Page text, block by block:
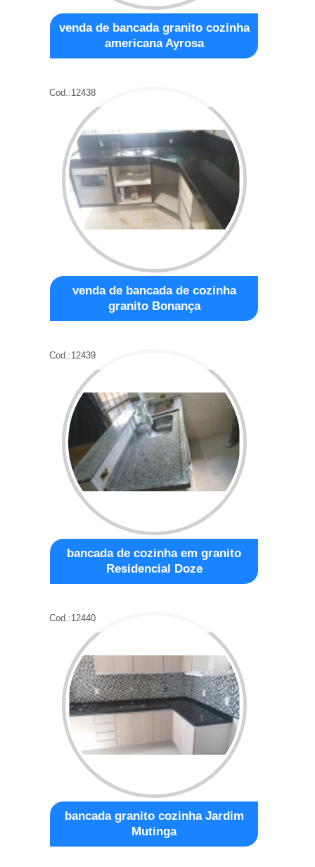
venda de bancada granito cozinha
americana Ayrosa
Cod.:12438
venda de bancada de cozinha
granito Bonança
Cod.:12439
bancada de cozinha em granito
Residencial Doze
Cod.:12440
bancada granito cozinha Jardim
Mutinga